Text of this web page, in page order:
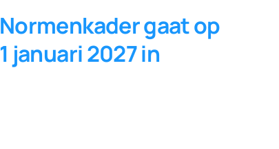
Normenkader gaat op
1 januari 2027 in